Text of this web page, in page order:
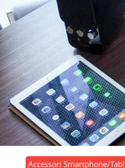
Accessori Smartphone/Tabl